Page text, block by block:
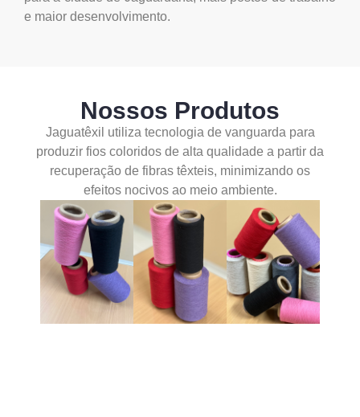
e maior desenvolvimento.
Nossos Produtos
Jaguatêxil utiliza tecnologia de vanguarda para
produzir fios coloridos de alta qualidade a partir da
recuperação de fibras têxteis, minimizando os
efeitos nocivos ao meio ambiente.